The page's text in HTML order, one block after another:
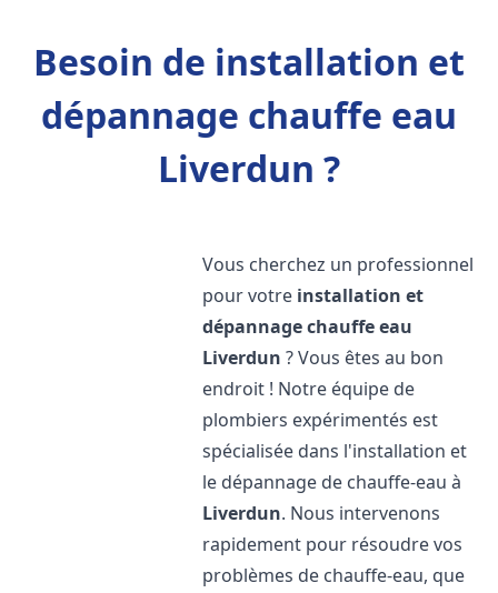
Besoin de installation et
dépannage chauffe eau
Liverdun ?
Vous cherchez un professionnel
pour votre installation et
dépannage chauffe eau
Liverdun ? Vous êtes au bon
endroit ! Notre équipe de
plombiers expérimentés est
spécialisée dans l'installation et
le dépannage de chauffe-eau à
Liverdun. Nous intervenons
rapidement pour résoudre vos
problèmes de chauffe-eau, que